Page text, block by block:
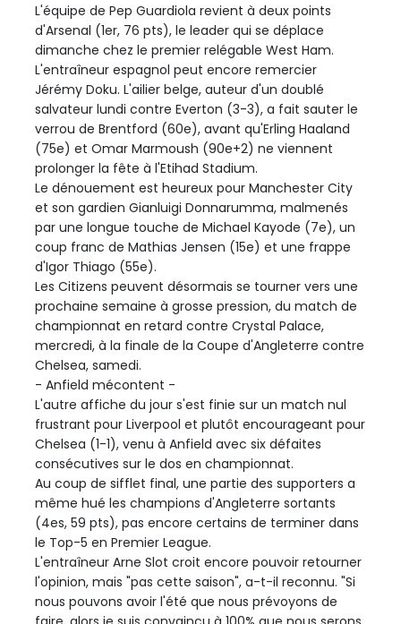
L'équipe de Pep Guardiola revient à deux points
d'Arsenal (1er, 76 pts), le leader qui se déplace
dimanche chez le premier relégable West Ham.
L'entraîneur espagnol peut encore remercier
Jérémy Doku. L'ailier belge, auteur d'un doublé
salvateur lundi contre Everton (3-3), a fait sauter le
verrou de Brentford (60e), avant qu'Erling Haaland
(75e) et Omar Marmoush (90e+2) ne viennent
prolonger la fête à l'Etihad Stadium.
Le dénouement est heureux pour Manchester City
et son gardien Gianluigi Donnarumma, malmenés
par une longue touche de Michael Kayode (7e), un
coup franc de Mathias Jensen (15e) et une frappe
d'Igor Thiago (55e).
Les Citizens peuvent désormais se tourner vers une
prochaine semaine à grosse pression, du match de
championnat en retard contre Crystal Palace,
mercredi, à la finale de la Coupe d'Angleterre contre
Chelsea, samedi.
- Anfield mécontent -
L'autre affiche du jour s'est finie sur un match nul
frustrant pour Liverpool et plutôt encourageant pour
Chelsea (1-1), venu à Anfield avec six défaites
consécutives sur le dos en championnat.
Au coup de sifflet final, une partie des supporters a
même hué les champions d'Angleterre sortants
(4es, 59 pts), pas encore certains de terminer dans
le Top-5 en Premier League.
L'entraîneur Arne Slot croit encore pouvoir retourner
l'opinion, mais "pas cette saison", a-t-il reconnu. "Si
nous pouvons avoir l'été que nous prévoyons de